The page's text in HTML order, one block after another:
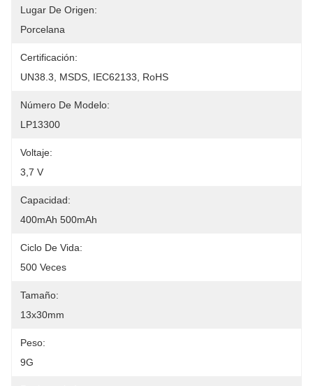
Lugar De Origen:
Porcelana
Certificación:
UN38.3, MSDS, IEC62133, RoHS
Número De Modelo:
LP13300
Voltaje:
3,7 V
Capacidad:
400mAh 500mAh
Ciclo De Vida:
500 Veces
Tamaño:
13x30mm
Peso:
9G